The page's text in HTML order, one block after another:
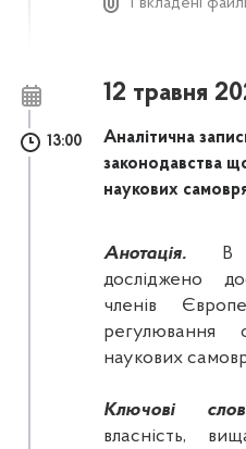
12 травня
13:00
Аналітична
законодавства
наукових
Анотація. В
досліджено
членів
регулювання
наукових
Ключові
власність,